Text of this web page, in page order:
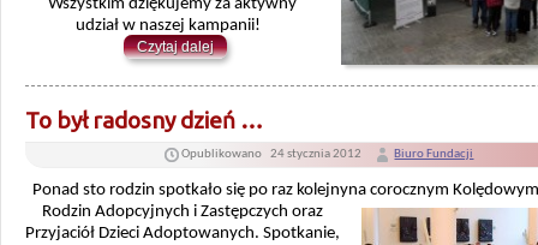
Wszystkim dziękujemy za aktywny
udział w naszej kampanii!
Czytaj dalej
To był radosny dzień …
Opublikowano 24 stycznia 2012 Biuro Fundacji
Ponad sto rodzin spotkało się po raz kolejnyna corocznym
Rodzin Adopcyjnych i Zastępczych oraz
Przyjaciół Dzieci Adoptowanych. Spotkanie,